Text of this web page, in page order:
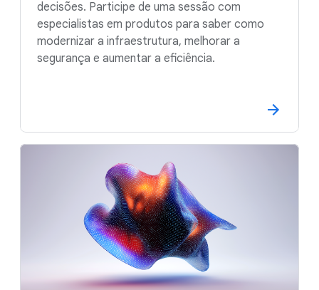
decisões. Participe de uma sessão com
especialistas em produtos para saber como
modernizar a infraestrutura, melhorar a
segurança e aumentar a eficiência.